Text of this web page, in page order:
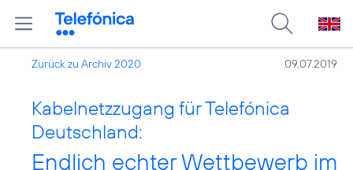
Zurück zu Archiv 2020 09.07.2019
Kabelnetzzugang für Telefónica
Deutschland:
Endlich echter Wettbewerb im